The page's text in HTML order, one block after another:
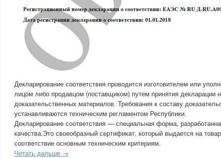
Декларирование соответствия проводится изготовителем или
лицом либо продавцом (поставщиком) путем принятия декларации
доказательственных материалов. Требования к составу
устанавливаются техническим регламентом Республики.
Декларирование соответствия — специальная форма,
качества.Это своеобразный сертификат, который выдается на
соответствие основным техническим критериям.
Читать дальше →